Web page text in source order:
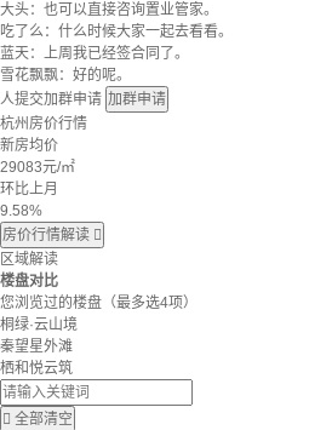
大头：也可以直接咨询置业管家。
吃了么：什么时候大家一起去看看。
蓝天：上周我已经签合同了。
雪花飘飘：好的呢。
人提交加群申请 加群申请
杭州房价行情
新房均价
29083元/㎡
环比上月
9.58%
房价行情解读 
区域解读
楼盘对比
您浏览过的楼盘 （最多选4项）
桐绿·云山境
秦望星外滩
栖和悦云筑
 全部清空